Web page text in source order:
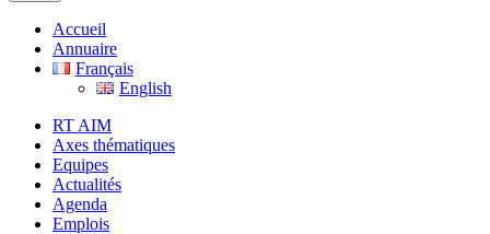
Accueil
Annuaire
Français
English
RT AIM
Axes thématiques
Equipes
Actualités
Agenda
Emplois